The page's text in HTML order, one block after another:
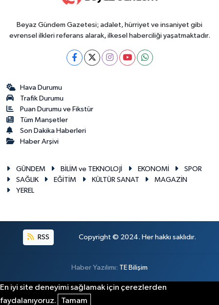
Beyaz Gündem Gazetesi; adalet, hürriyet ve insaniyet gibi
evrensel ilkleri referans alarak, ilkesel haberciliği yaşatmaktadır.
Hava Durumu
Trafik Durumu
Puan Durumu ve Fikstür
Tüm Manşetler
Son Dakika Haberleri
Haber Arşivi
GÜNDEM BİLİM ve TEKNOLOJİ EKONOMİ
SPOR
SAĞLIK
EĞİTİM KÜLTÜR SANAT
MAGAZİN
YEREL
RSS Copyright © 2024. Her hakkı saklıdır.
Haber Yazılımı: TE Bilişim
En iyi site deneyimi sağlamak için çerezlerden
faydalanıyoruz.
Tamam